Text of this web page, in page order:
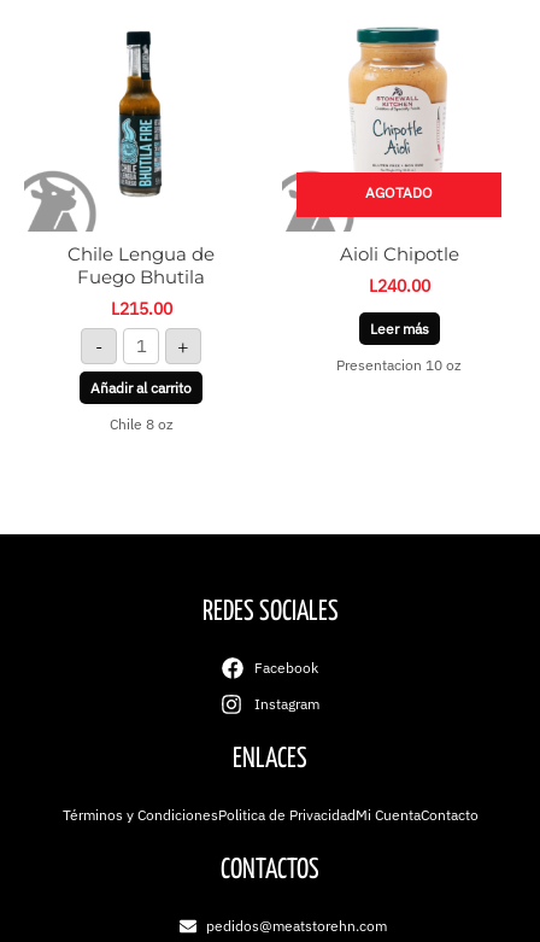
Chile Lengua de
Fuego Bhutila
L215.00
-
de
Fuego
Bhutila
cantidad
+
Añadir al carrito
Chile 8 oz
AGOTADO
Aioli Chipotle
L240.00
Leer más
Presentacion 10 oz
CONTACTOS
pedidos@meatstorehn.com
ENLACES
Términos y CondicionesPolitica de PrivacidadMi CuentaContacto
REDES SOCIALES
Facebook
Instagram